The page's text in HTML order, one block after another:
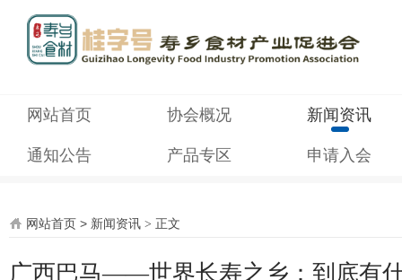
网站首页 协会概况 新闻资讯
通知公告 产品专区 申请入会
网站首页 > 新闻资讯 > 正文
广西巴马——世界长寿之乡：到底有